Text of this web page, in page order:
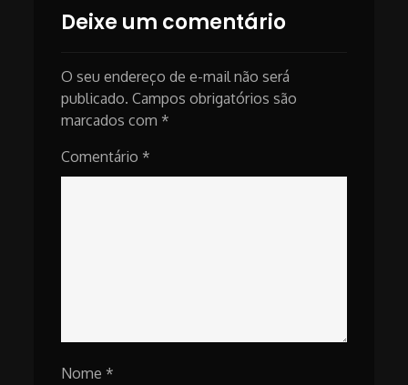
Deixe um comentário
O seu endereço de e-mail não será
publicado. Campos obrigatórios são
marcados com *
Comentário *
Nome *